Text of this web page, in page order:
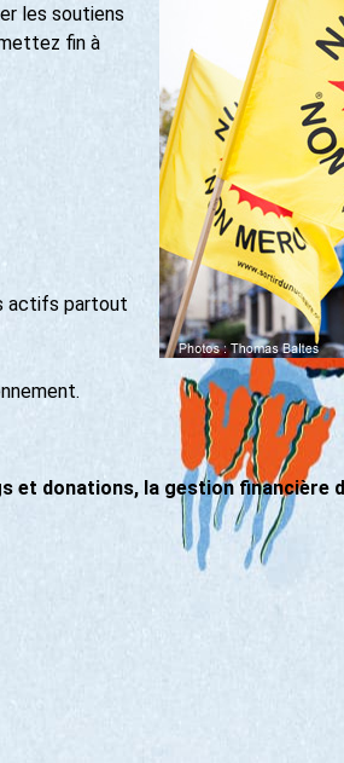
les soutiens
fin à
actifs partout
et donations, la gestion financière